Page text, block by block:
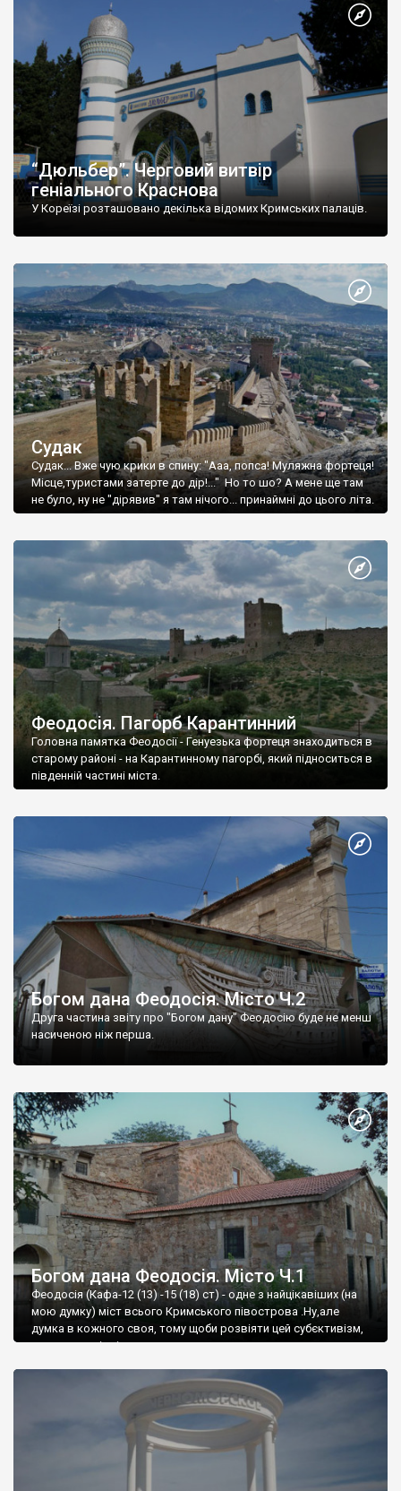
“Дюльбер”. Черговий витвір
геніального Краснова
У Кореїзі розташовано декілька відомих Кримських палаців.
Судак
Судак... Вже чую крики в спину: "Ааа, попса! Муляжна фортеця!
Місце,туристами затерте до дір!..." Но то шо? А мене ще там
не було, ну не "дірявив" я там нічого... принаймні до цього літа.
Феодосія. Пагорб Карантинний
Головна памятка Феодосії - Генуезька фортеця знаходиться в
старому районі - на Карантинному пагорбі, який підноситься в
південній частині міста.
Богом дана Феодосія. Місто Ч.2
Друга частина звіту про "Богом дану" Феодосію буде не менш
насиченою ніж перша.
Богом дана Феодосія. Місто Ч.1
Феодосія (Кафа-12 (13) -15 (18) ст) - одне з найцікавіших (на
мою думку) міст всього Кримського півострова .Ну,але
думка в кожного своя, тому щоби розвіяти цей субєктивізм,
запрошую відвідати це